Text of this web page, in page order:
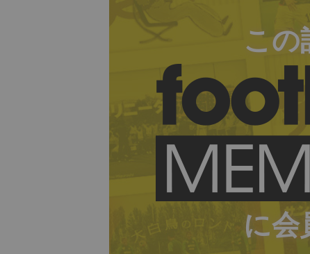
この
に会